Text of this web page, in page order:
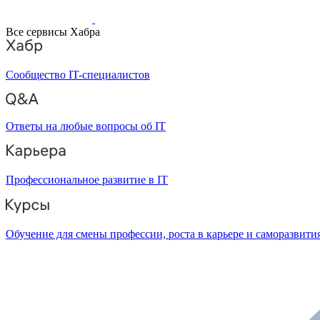
Все сервисы Хабра
Сообщество IT-специалистов
Ответы на любые вопросы об IT
Профессиональное развитие в IT
Обучение для смены профессии, роста в карьере и